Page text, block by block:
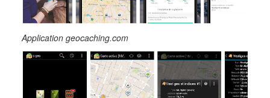
Application geocaching.com